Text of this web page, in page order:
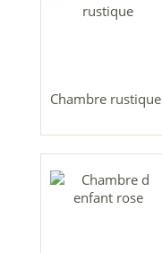
Chambre rustique